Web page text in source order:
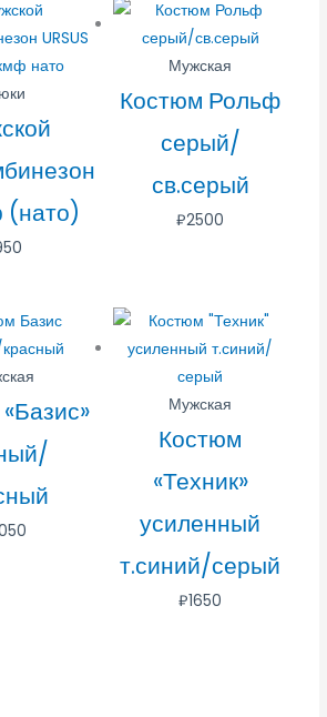
(нато)
Мужская
Костюм Рольф
серый/
св.серый
₽2500
Мужская
Костюм
«Техник»
усиленный
т.синий/серый
₽1650